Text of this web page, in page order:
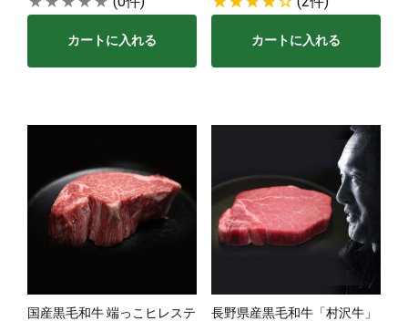
カートに入れる カートに入れる
国産黒毛和牛 端っこヒレステ
長野県産黒毛和牛「村沢牛」